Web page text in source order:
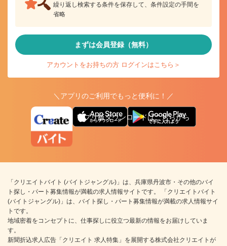
繰り返し検索する条件を保存して、条件設定の手間を
省略
まずは会員登録（無料）
アカウントをお持ちの方 ログインはこちら＞
＼アプリのご利用でもっと便利に！／
アプリ版ダウンロードはこちらから
「クリエイトバイト (バイトジャングル)」は、兵庫県丹波市・その他のバイ
ト探し・パート募集情報が満載の求人情報サイトです。 「クリエイトバイト
(バイトジャングル)」は、バイト探し・パート募集情報が満載の求人情報サイ
トです。
地域密着をコンセプトに、仕事探しに役立つ最新の情報をお届けしていま
す。
新聞折込求人広告「クリエイト 求人特集」を展開する株式会社クリエイトが